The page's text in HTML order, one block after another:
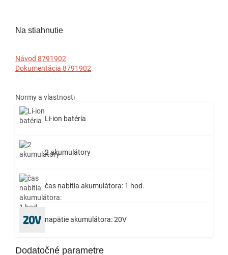
Na stiahnutie
Návod 8791902
Dokumentácia 8791902
Normy a vlastnosti
Li-ion batéria
2 akumulátory
čas nabitia akumulátora: 1 hod.
napätie akumulátora: 20V
Dodatočné parametre